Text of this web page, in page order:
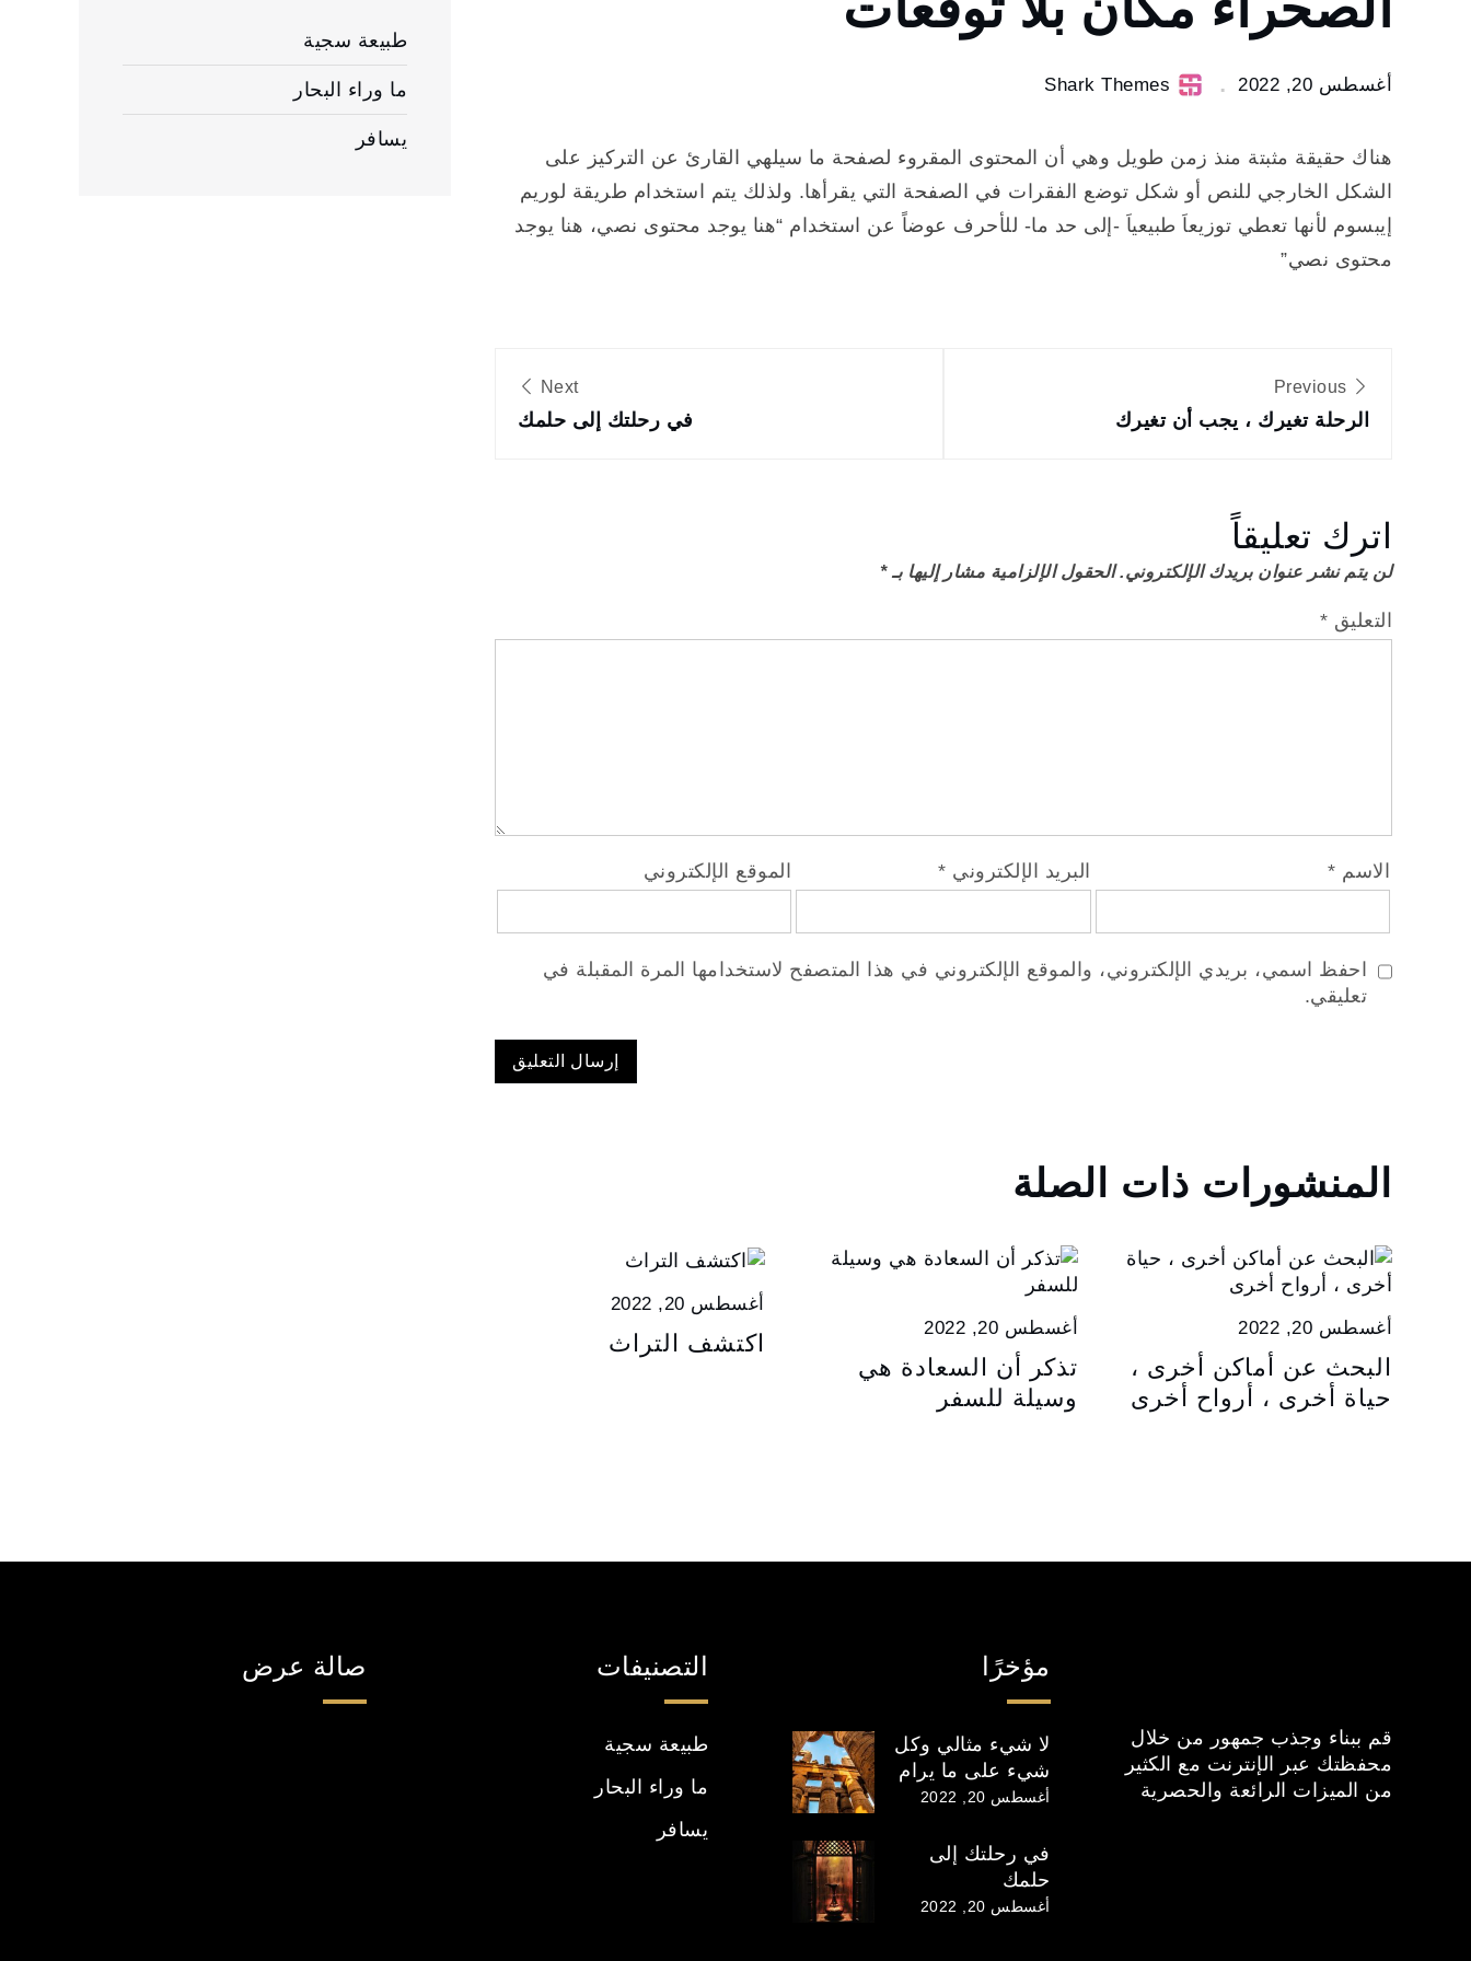
20
مكان بلا
أغسطس 20, 2022 Shark Themes
هناك حقيقة مثبتة منذ زمن طويل وهي أن المحتوى المقروء لصفحة ما سيلهي القارئ عن التركيز على
الشكل الخارجي للنص أو شكل توضع الفقرات في الصفحة التي يقرأها. ولذلك يتم استخدام طريقة لوريم
إيبسوم لأنها تعطي توزيعاَ طبيعياَ -إلى حد ما- للأحرف عوضاً عن استخدام “هنا يوجد محتوى نصي، هنا يوجد
محتوى نصي”
تصفّح
المقالات
الرحلة تغيرك ، يجب أن تغيرك
Next
في رحلتك إلى حلمك
اترك تعليقاً
لن يتم نشر عنوان بريدك الإلكتروني. الحقول الإلزامية مشار إليها بـ*
التعليق *
الاسم * البريد الإلكتروني * الموقع الإلكتروني
احفظ اسمي، بريدي الإلكتروني، والموقع الإلكتروني في هذا المتصفح لاستخدامها المرة المقبلة في
تعليقي.
المنشورات ذات الصلة
أغسطس 20, 2022
البحث عن أماكن أخرى ،
حياة أخرى ، أرواح أخرى
أغسطس 20, 2022
تذكر أن السعادة هي
وسيلة للسفر
أغسطس 20, 2022
اكتشف التراث
طبيعة سجية
ما وراء البحار
يسافر
قم ببناء وجذب جمهور من خلال
محفظتك عبر الإنترنت مع الكثير
من الميزات الرائعة والحصرية
مؤخرًا
لا شيء مثالي وكل
شيء على ما يرام
أغسطس 20, 2022
في رحلتك إلى
حلمك
أغسطس 20, 2022
التصنيفات
طبيعة سجية
ما وراء البحار
يسافر
صالة عرض